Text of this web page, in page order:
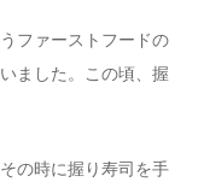
ファーストフードの
ました。この頃、握
の時に握り寿司を手